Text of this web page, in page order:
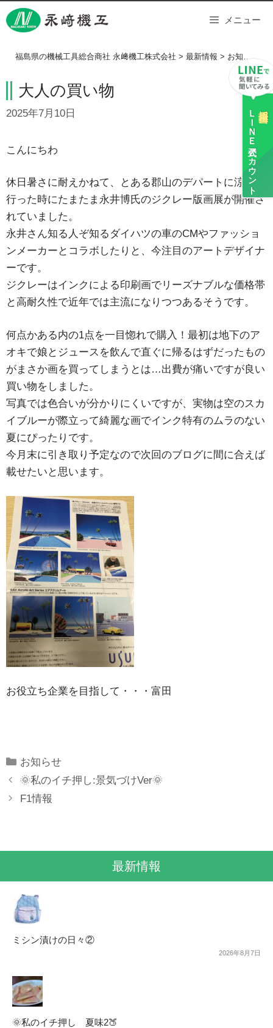
Skip
to
ＬＩＮＥ
公式アカウント
メニュー
福島県の機械工具総合商社 永﨑機工株式会社 > 最新情報 > お知らせ >
大人の買い物
2025年7月10日
こんにちわ
休日暑さに耐えかねて、とある郡山のデパートに涼みに
行った時にたまたま永井博氏のジクレー版画展が開催さ
れていました。
永井さん知る人ぞ知るダイハツの車のCMやファッショ
ンメーカーとコラボしたりと、今注目のアートデザイナ
ーです。
ジクレーはインクによる印刷画でリーズナブルな価格帯
と高耐久性で近年では主流になりつつあるそうです。
何点かある内の1点を一目惚れで購入！最初は地下のア
オキで娘とジュースを飲んで直ぐに帰るはずだったもの
がまさか画を買ってしまうとは…出費が痛いですが良い
買い物をしました。
写真では色合いが分かりにくいですが、実物は空のスカ
イブルーが際立って綺麗な画でインク特有のムラのない
夏にぴったりです。
今月末に引き取り予定なので次回のブログに間に合えば
載せたいと思います。
お役立ち企業を目指して・・・富田
Categories
お知らせ
🌞私のイチ押し:景気づけVer🌞
F1情報
最新情報
ミシン漬けの日々②
2026年8月7日
🌞私のイチ押し 夏味2🍑